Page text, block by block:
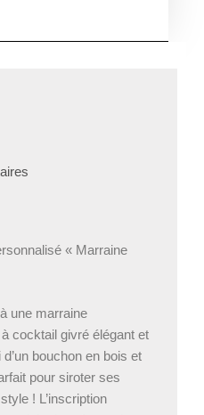
« Marraine
une marraine
cocktail givré élégant et
bouchon en bois et
pour siroter ses
! L’inscription